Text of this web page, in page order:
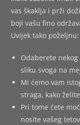
vas škaklja i prži
boji vašu fino
Uvijek tako poželjnu:
Odaberete
sliku svoga na
Mi ćemo vam
straga, kako
Pri tome ćete
nosite vašeg